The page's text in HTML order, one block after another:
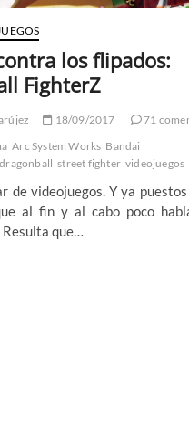
los flipados:
FighterZ
18/09/2017
71
Arc System Works Bandai
dragonball street fighter videojuegos
de videojuegos. Y ya
al fin y al cabo poco
que…